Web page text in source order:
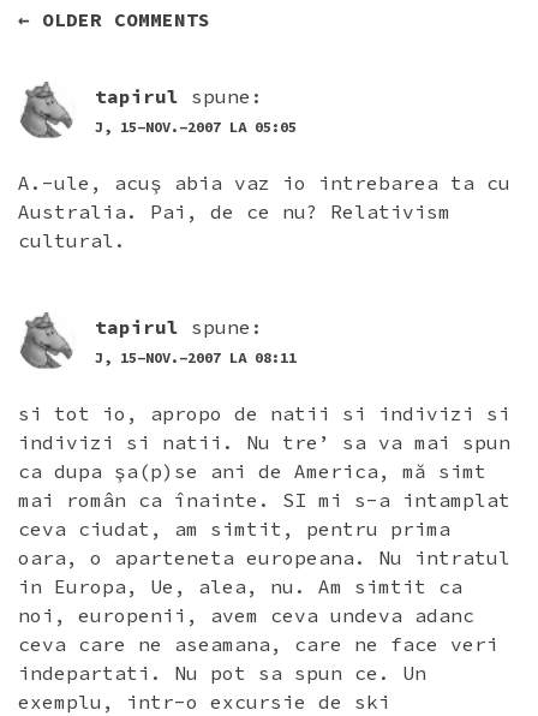
COMENTARII
← OLDER COMMENTS
tapirul spune:
J, 15-NOV.-2007 LA 05:05
A.-ule, acuş abia vaz io intrebarea ta cu
Australia. Pai, de ce nu? Relativism
cultural.
tapirul spune:
J, 15-NOV.-2007 LA 08:11
si tot io, apropo de natii si indivizi si
indivizi si natii. Nu tre’ sa va mai spun
ca dupa şa(p)se ani de America, mă simt
mai român ca înainte. SI mi s-a intamplat
ceva ciudat, am simtit, pentru prima
oara, o aparteneta europeana. Nu intratul
in Europa, Ue, alea, nu. Am simtit ca
noi, europenii, avem ceva undeva adanc
ceva care ne aseamana, care ne face veri
indepartati. Nu pot sa spun ce. Un
exemplu, intr-o excursie de ski